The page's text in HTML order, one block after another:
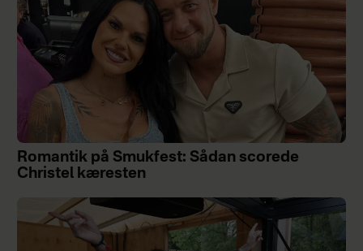
Romantik på Smukfest: Sådan scorede
Christel kæresten